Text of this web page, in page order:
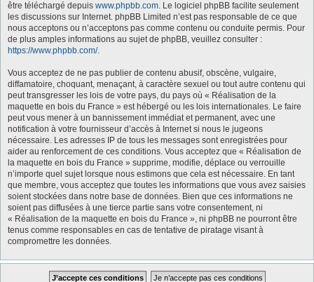
être téléchargé depuis www.phpbb.com. Le logiciel phpBB facilite seulement
les discussions sur Internet. phpBB Limited n’est pas responsable de ce que
nous acceptons ou n’acceptons pas comme contenu ou conduite permis. Pour
de plus amples informations au sujet de phpBB, veuillez consulter :
https://www.phpbb.com/.
Vous acceptez de ne pas publier de contenu abusif, obscène, vulgaire,
diffamatoire, choquant, menaçant, à caractère sexuel ou tout autre contenu qui
peut transgresser les lois de votre pays, du pays où « Réalisation de la
maquette en bois du France » est hébergé ou les lois internationales. Le faire
peut vous mener à un bannissement immédiat et permanent, avec une
notification à votre fournisseur d’accès à Internet si nous le jugeons
nécessaire. Les adresses IP de tous les messages sont enregistrées pour
aider au renforcement de ces conditions. Vous acceptez que « Réalisation de
la maquette en bois du France » supprime, modifie, déplace ou verrouille
n’importe quel sujet lorsque nous estimons que cela est nécessaire. En tant
que membre, vous acceptez que toutes les informations que vous avez saisies
soient stockées dans notre base de données. Bien que ces informations ne
soient pas diffusées à une tierce partie sans votre consentement, ni
« Réalisation de la maquette en bois du France », ni phpBB ne pourront être
tenus comme responsables en cas de tentative de piratage visant à
compromettre les données.